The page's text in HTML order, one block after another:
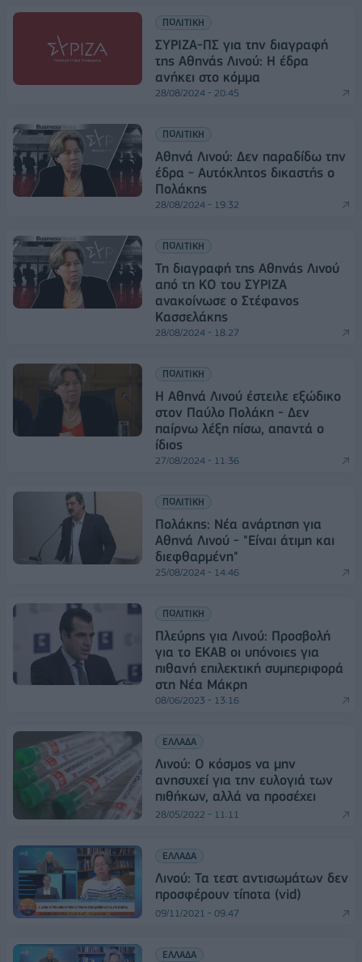
ΠΟΛΙΤΙΚΗ
ΣΥΡΙΖΑ-ΠΣ για την διαγραφή
της Αθηνάς Λινού: Η έδρα
ανήκει στο κόμμα
28/08/2024 - 20:45
ΠΟΛΙΤΙΚΗ
Αθηνά Λινού: Δεν παραδίδω την
έδρα - Aυτόκλητος δικαστής o
Πολάκης
28/08/2024 - 19:32
ΠΟΛΙΤΙΚΗ
Τη διαγραφή της Αθηνάς Λινού
από τη ΚΟ του ΣΥΡΙΖΑ
ανακοίνωσε ο Στέφανος
Κασσελάκης
28/08/2024 - 18:27
ΠΟΛΙΤΙΚΗ
Η Αθηνά Λινού έστειλε εξώδικο
στον Παύλο Πολάκη - Δεν
παίρνω λέξη πίσω, απαντά ο
ίδιος
27/08/2024 - 11:36
ΠΟΛΙΤΙΚΗ
Πολάκης: Νέα ανάρτηση για
Αθηνά Λινού - "Είναι άτιμη και
διεφθαρμένη"
25/08/2024 - 14:46
ΠΟΛΙΤΙΚΗ
Πλεύρης για Λινού: Προσβολή
για το ΕΚΑΒ οι υπόνοιες για
πιθανή επιλεκτική συμπεριφορά
στη Νέα Μάκρη
08/06/2023 - 13:16
ΕΛΛΑΔΑ
Λινού: Ο κόσμος να μην
ανησυχεί για την ευλογιά των
πιθήκων, αλλά να προσέχει
28/05/2022 - 11:11
ΕΛΛΑΔΑ
Λινού: Τα τεστ αντισωμάτων δεν
προσφέρουν τίποτα (vid)
09/11/2021 - 09:47
ΕΛΛΑΔΑ